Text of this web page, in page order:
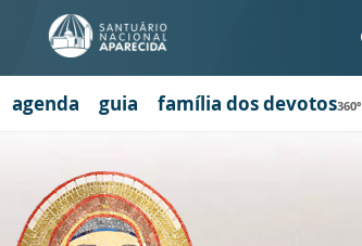
agenda guia família dos devotos360º